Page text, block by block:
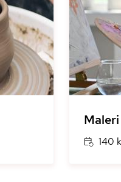
Maleri
140